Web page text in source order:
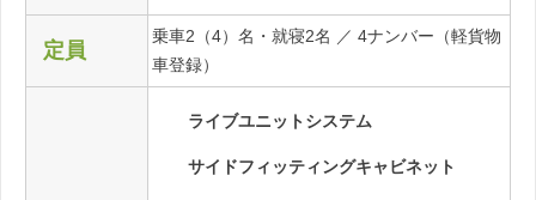
定員
乗車2（4）名・就寝2名 ／ 4ナンバー（軽貨物
車登録）
ライブユニットシステム
サイドフィッティングキャビネット